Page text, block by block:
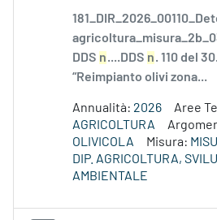
DDS n....DDS n. 110 del
“Reimpianto olivi zona...
Annualità: 2026
Aree
AGRICOLTURA
OLIVICOLA
Misura:
DIP. AGRICOLTURA,
AMBIENTALE